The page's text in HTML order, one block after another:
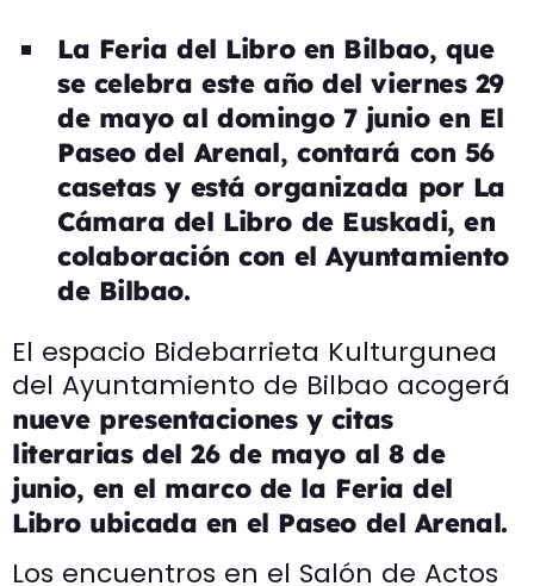
La Feria del Libro en Bilbao, que
se celebra este año del viernes 29
de mayo al domingo 7 junio en El
Paseo del Arenal, contará con 56
casetas y está organizada por La
Cámara del Libro de Euskadi, en
colaboración con el Ayuntamiento
de Bilbao.
El espacio Bidebarrieta Kulturgunea
del Ayuntamiento de Bilbao acogerá
nueve presentaciones y citas
literarias del 26 de mayo al 8 de
junio, en el marco de la Feria del
Libro ubicada en el Paseo del Arenal.
Los encuentros en el Salón de Actos